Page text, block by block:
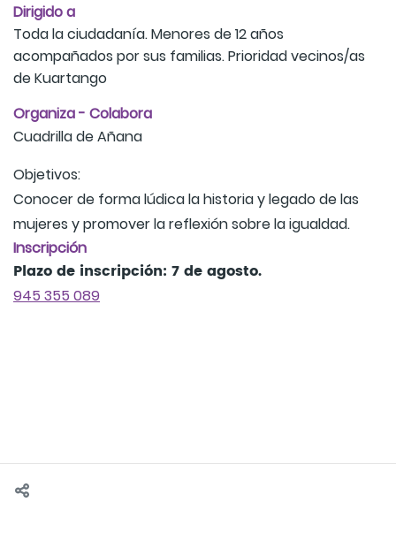
Dirigido a
Toda la ciudadanía. Menores de 12 años
acompañados por sus familias. Prioridad vecinos/as
de Kuartango
Organiza - Colabora
Cuadrilla de Añana
Objetivos:
Conocer de forma lúdica la historia y legado de las
mujeres y promover la reflexión sobre la igualdad.
Inscripción
Plazo de inscripción: 7 de agosto.
945 355 089